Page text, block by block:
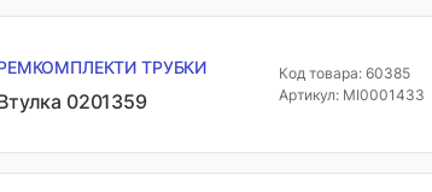
ТРУБКИ
0201359
Код товара: 60385
Артикул: MI0001433